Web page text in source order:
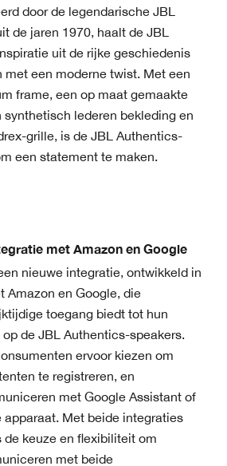
door de legendarische JBL
de jaren 1970, haalt de JBL
uit de rijke geschiedenis
met een moderne twist. Met een
frame, een op maat gemaakte
synthetisch lederen bekleding en
grille, is de JBL Authentics-
een statement te maken.
met Amazon en Google
nieuwe integratie, ontwikkeld in
Amazon en Google, die
toegang biedt tot hun
de JBL Authentics-speakers.
ervoor kiezen om
te registreren, en
met Google Assistant of
apparaat. Met beide integraties
de keuze en flexibiliteit om
met beide